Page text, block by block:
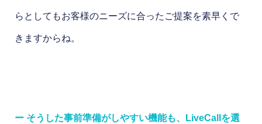
らとしてもお客様のニーズに合ったご提案を素早くで
きますからね。
ー そうした事前準備がしやすい機能も、LiveCallを選